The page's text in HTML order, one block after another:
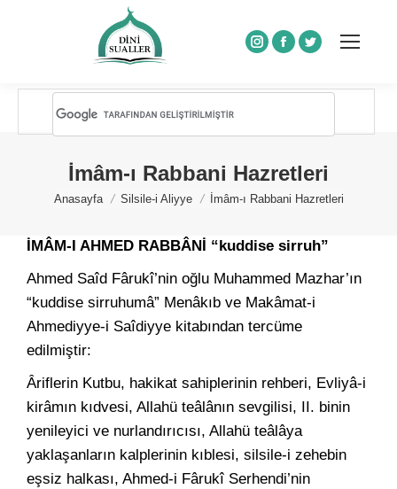
Instagram
Facebook
Twitter
İmâm-ı Rabbani Hazretleri
You are here:
Anasayfa Silsile-i Aliyye İmâm-ı Rabbani Hazretleri
İMÂM-I AHMED RABBÂNİ “kuddise sirruh”
Ahmed Saîd Fârukî’nin oğlu Muhammed Mazhar’ın
“kuddise sirruhumâ” Menâkıb ve Makâmat-i
Ahmediyye-i Saîdiyye kitabından tercüme
edilmiştir:
Âriflerin Kutbu, hakikat sahiplerinin rehberi, Evliyâ-i
kirâmın kıdvesi, Allahü teâlânın sevgilisi, II. binin
yenileyici ve nurlandırıcısı, Allahü teâlâya
yaklaşanların kalplerinin kıblesi, silsile-i zehebin
eşsiz halkası, Ahmed-i Fârukî Serhendi’nin